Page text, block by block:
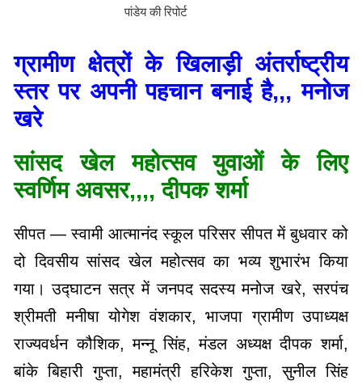
पांडेय की रिपोर्ट
ग्रामीण क्षेत्रों के खिलाड़ी अंतर्राष्ट्रीय
स्तर पर अपनी पहचान बनाई है,,, मनोज
खरे
सांसद खेल महोत्सव युवाओं के लिए
स्वर्णिम अवसर,,,, दीपक शर्मा
सीपत — स्वामी आत्मानंद स्कूल परिसर सीपत में बुधवार को
दो दिवसीय सांसद खेल महोत्सव का भव्य शुभारंभ किया
गया। उद्घाटन सत्र में जनपद सदस्य मनोज खरे, सरपंच
श्रीमती मनीषा योगेश वंशकार, भाजपा ग्रामीण उपाध्यक्ष
राज्यवर्धन कौशिक, मन्नू सिंह, मंडल अध्यक्ष दीपक शर्मा,
बांके बिहारी गुप्ता, महामंत्री हरिकेश गुप्ता, सुनील सिंह